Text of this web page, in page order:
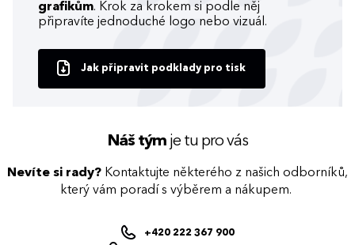
grafikům. Krok za krokem si podle něj
připravíte jednoduché logo nebo vizuál.
Jak připravit podklady pro tisk
Náš týmje tu pro vás
Nevíte si rady? Kontaktujte některého z našich odborníků,
který vám poradí s výběrem a nákupem.
+420 222 367 900